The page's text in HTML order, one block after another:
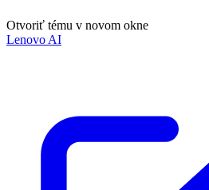
Otvoriť tému v novom okne
Lenovo AI